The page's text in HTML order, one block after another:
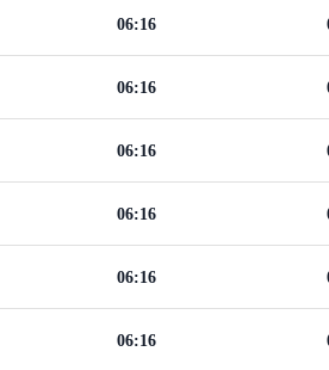
06:16
06:16
06:16
06:16
06:16
06:16